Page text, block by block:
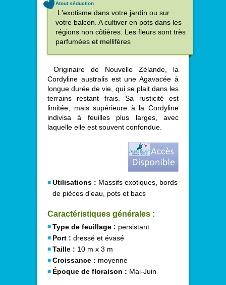
Atout séduction
L'exotisme dans votre jardin ou sur
votre balcon. A cultiver en pots dans les
régions non côtières. Les fleurs sont très
parfumées et mellifères
Originaire de Nouvelle Zélande, la
Cordyline australis est une Agavacée à
longue durée de vie, qui se plait dans les
terrains restant frais. Sa rusticité est
limitée, mais supérieure à la Cordyline
indivisa à feuilles plus larges, avec
laquelle elle est souvent confondue.
Utilisations : Massifs exotiques, bords
de pièces d'eau, pots et bacs
Caractéristiques générales :
Type de feuillage : persistant
Port : dressé et évasé
Taille : 10 m x 3 m
Croissance : moyenne
Époque de floraison : Mai-Juin